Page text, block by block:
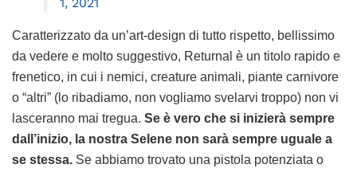
Caratterizzato da un’art-design di tutto rispetto, bellissimo
da vedere e molto suggestivo, Returnal è un titolo rapido e
frenetico, in cui i nemici, creature animali, piante carnivore
o “altri” (lo ribadiamo, non vogliamo svelarvi troppo) non vi
lasceranno mai tregua. Se è vero che si inizierà sempre
dall’inizio, la nostra Selene non sarà sempre uguale a
se stessa. Se abbiamo trovato una pistola potenziata o